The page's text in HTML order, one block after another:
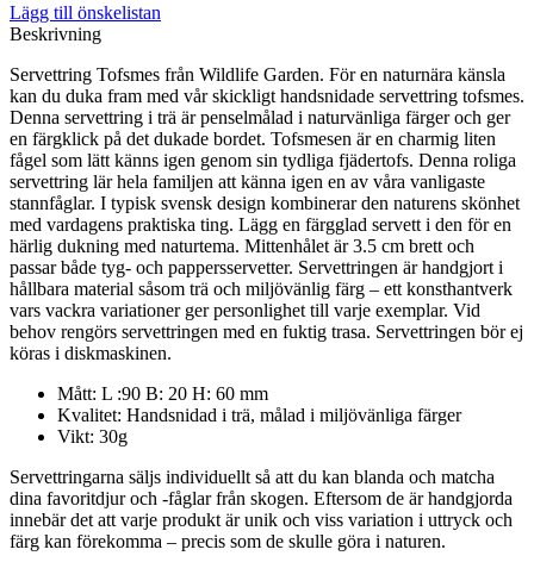
Lägg till önskelistan
Beskrivning
Servettring Tofsmes från Wildlife Garden. För en naturnära känsla
kan du duka fram med vår skickligt handsnidade servettring tofsmes.
Denna servettring i trä är penselmålad i naturvänliga färger och ger
en färgklick på det dukade bordet. Tofsmesen är en charmig liten
fågel som lätt känns igen genom sin tydliga fjädertofs. Denna roliga
servettring lär hela familjen att känna igen en av våra vanligaste
stannfåglar. I typisk svensk design kombinerar den naturens skönhet
med vardagens praktiska ting. Lägg en färgglad servett i den för en
härlig dukning med naturtema. Mittenhålet är 3.5 cm brett och
passar både tyg- och pappersservetter. Servettringen är handgjort i
hållbara material såsom trä och miljövänlig färg – ett konsthantverk
vars vackra variationer ger personlighet till varje exemplar. Vid
behov rengörs servettringen med en fuktig trasa. Servettringen bör ej
köras i diskmaskinen.
Mått: L :90 B: 20 H: 60 mm
Kvalitet: Handsnidad i trä, målad i miljövänliga färger
Vikt: 30g
Servettringarna säljs individuellt så att du kan blanda och matcha
dina favoritdjur och -fåglar från skogen. Eftersom de är handgjorda
innebär det att varje produkt är unik och viss variation i uttryck och
färg kan förekomma – precis som de skulle göra i naturen.